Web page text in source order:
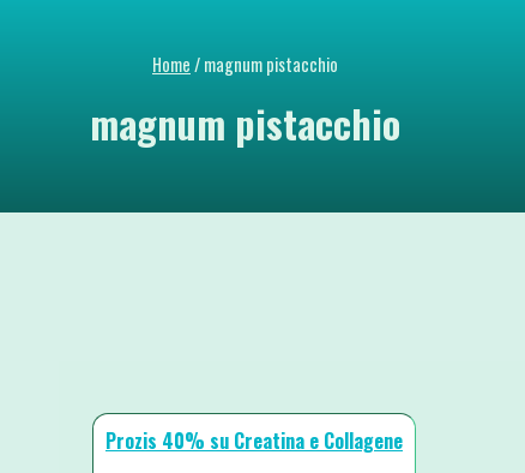
Home/magnum pistacchio
magnum pistacchio
Prozis 40% su Creatina e Collagene